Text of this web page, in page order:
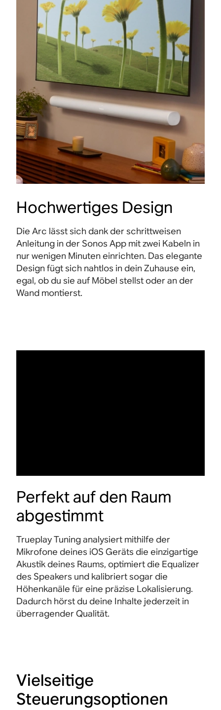
Hochwertiges Design
Die Arc lässt sich dank der schrittweisen
Anleitung in der Sonos App mit zwei Kabeln in
nur wenigen Minuten einrichten. Das elegante
Design fügt sich nahtlos in dein Zuhause ein,
egal, ob du sie auf Möbel stellst oder an der
Wand montierst.
Perfekt auf den Raum
abgestimmt
Trueplay Tuning analysiert mithilfe der
Mikrofone deines iOS Geräts die einzigartige
Akustik deines Raums, optimiert die Equalizer
des Speakers und kalibriert sogar die
Höhenkanäle für eine präzise Lokalisierung.
Dadurch hörst du deine Inhalte jederzeit in
überragenderQualität.
Vielseitige
Steuerungsoptionen